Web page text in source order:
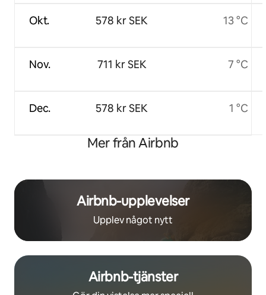
Okt.
Nov.
Dec.
578 kr SEK
711 kr SEK
578 kr SEK
13 °C
7 °C
1 °C
Mer från Airbnb
Airbnb-upplevelser
Upplev något nytt
Airbnb-tjänster